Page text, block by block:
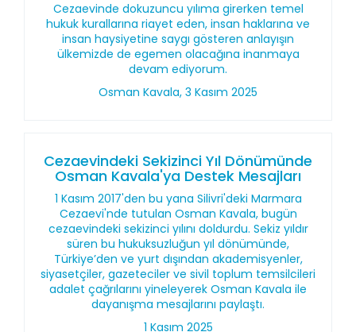
Cezaevinde dokuzuncu yılıma girerken temel
hukuk kurallarına riayet eden, insan haklarına ve
insan haysiyetine saygı gösteren anlayışın
ülkemizde de egemen olacağına inanmaya
devam ediyorum.
Osman Kavala, 3 Kasım 2025
Cezaevindeki Sekizinci Yıl Dönümünde
Osman Kavala'ya Destek Mesajları
1 Kasım 2017'den bu yana Silivri'deki Marmara
Cezaevi'nde tutulan Osman Kavala, bugün
cezaevindeki sekizinci yılını doldurdu. Sekiz yıldır
süren bu hukuksuzluğun yıl dönümünde,
Türkiye’den ve yurt dışından akademisyenler,
siyasetçiler, gazeteciler ve sivil toplum temsilcileri
adalet çağrılarını yineleyerek Osman Kavala ile
dayanışma mesajlarını paylaştı.
1 Kasım 2025